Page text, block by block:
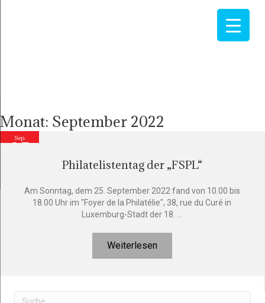
Monat: September 2022
Sep.
25
Philatelistentag der „FSPL“
Am Sonntag, dem 25. September 2022 fand von 10.00 bis
18.00 Uhr im "Foyer de la Philatélie", 38, rue du Curé in
Luxemburg-Stadt der 18. ...
Weiterlesen